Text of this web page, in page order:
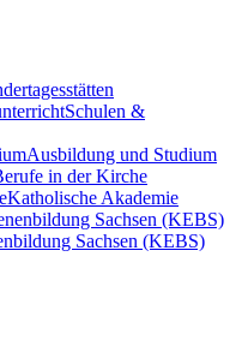
Schulen &
Ausbildung und Studium
in der Kirche
Katholische Akademie
Sachsen (KEBS)